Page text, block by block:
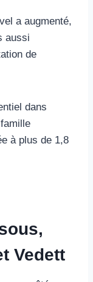
a augmenté,
aussi
de
dans
à plus de 1,8
Vedett